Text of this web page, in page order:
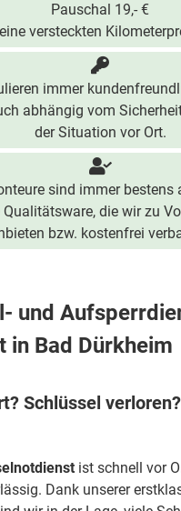
Pauschal 19,- €
versteckten
immer
abhängig vom
der Situation vor Ort.
sind immer bestens
die wir zu
bzw. kostenfrei
und
in Bad Dürkheim
Schlüssel
ist schnell vor
Dank unserer